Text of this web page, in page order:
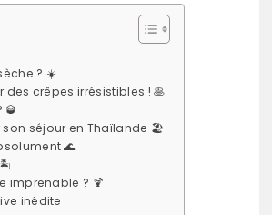
? ☀️
crêpes irrésistibles ! 🥞
séjour en Thaïlande 🏖️
🌊
🏝️
imprenable ? 🍹
inédite